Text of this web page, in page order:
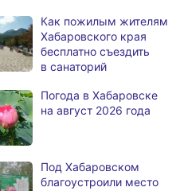
устанавливают арт‑объекты
с героями русских сказок
Сергей Кравчук поздравил
с профессиональным
праздником
к неблагоприятной отметке
Как пожилым жителям
Хабаровского края
бесплатно съездить
в санаторий
Погода в Хабаровске
на август 2026 года
Под Хабаровском
благоустроили место